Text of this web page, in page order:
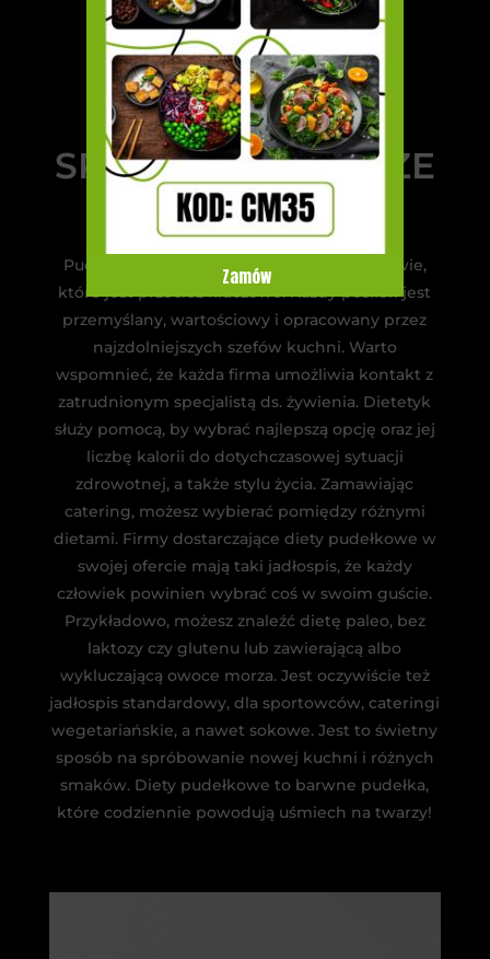
CATERING
DIETETYCZNY –
SPOSÓB NA LEPSZE
ZDROWIE
Pudełka ułatwiają też dbanie o swoje zdrowie,
które jest przecież kluczowe. Każdy posiłek jest
przemyślany, wartościowy i opracowany przez
najzdolniejszych szefów kuchni. Warto
wspomnieć, że każda firma umożliwia kontakt z
zatrudnionym specjalistą ds. żywienia. Dietetyk
służy pomocą, by wybrać najlepszą opcję oraz jej
liczbę kalorii do dotychczasowej sytuacji
zdrowotnej, a także stylu życia. Zamawiając
catering, możesz wybierać pomiędzy różnymi
dietami. Firmy dostarczające diety pudełkowe w
swojej ofercie mają taki jadłospis, że każdy
człowiek powinien wybrać coś w swoim guście.
Przykładowo, możesz znaleźć dietę paleo, bez
laktozy czy glutenu lub zawierającą albo
wykluczającą owoce morza. Jest oczywiście też
jadłospis standardowy, dla sportowców, cateringi
wegetariańskie, a nawet sokowe. Jest to świetny
sposób na spróbowanie nowej kuchni i różnych
smaków. Diety pudełkowe to barwne pudełka,
które codziennie powodują uśmiech na twarzy!
Zamów